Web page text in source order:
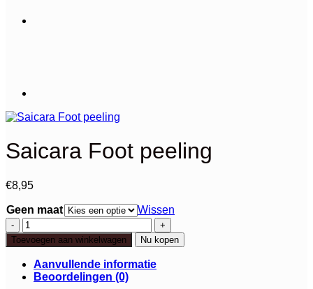
Saicara Foot peeling
€8,95
Geen maat
Wissen
Saicara
Foot
peeling
aantal
Toevoegen aan winkelwagen Nu kopen
Aanvullende informatie
Beoordelingen (0)